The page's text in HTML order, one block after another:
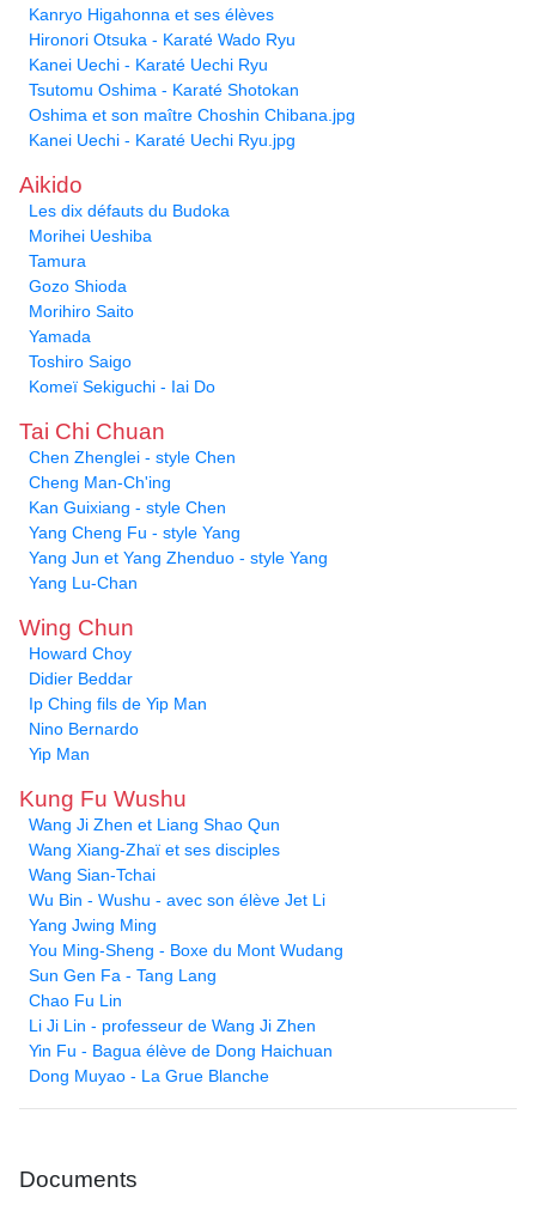
Kanryo Higahonna et ses élèves
Hironori Otsuka - Karaté Wado Ryu
Kanei Uechi - Karaté Uechi Ryu
Tsutomu Oshima - Karaté Shotokan
Oshima et son maître Choshin Chibana.jpg
Kanei Uechi - Karaté Uechi Ryu.jpg
Aikido
Les dix défauts du Budoka
Morihei Ueshiba
Tamura
Gozo Shioda
Morihiro Saito
Yamada
Toshiro Saigo
Komeï Sekiguchi - Iai Do
Tai Chi Chuan
Chen Zhenglei - style Chen
Cheng Man-Ch'ing
Kan Guixiang - style Chen
Yang Cheng Fu - style Yang
Yang Jun et Yang Zhenduo - style Yang
Yang Lu-Chan
Wing Chun
Howard Choy
Didier Beddar
Ip Ching fils de Yip Man
Nino Bernardo
Yip Man
Kung Fu Wushu
Wang Ji Zhen et Liang Shao Qun
Wang Xiang-Zhaï et ses disciples
Wang Sian-Tchai
Wu Bin - Wushu - avec son élève Jet Li
Yang Jwing Ming
You Ming-Sheng - Boxe du Mont Wudang
Sun Gen Fa - Tang Lang
Chao Fu Lin
Li Ji Lin - professeur de Wang Ji Zhen
Yin Fu - Bagua élève de Dong Haichuan
Dong Muyao - La Grue Blanche
Documents